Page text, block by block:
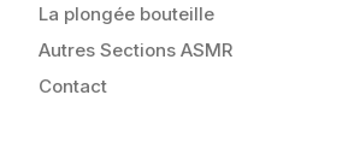
La plongée bouteille
Autres Sections ASMR
Contact